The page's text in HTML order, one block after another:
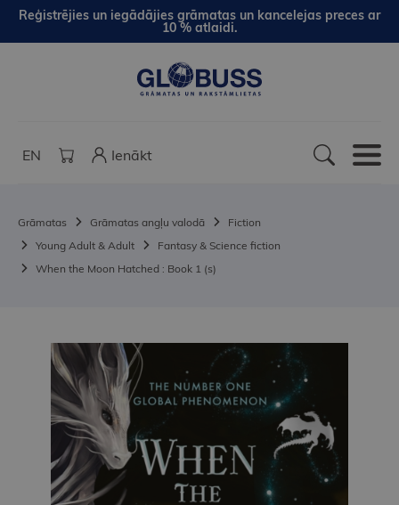
Reģistrējies un iegādājies grāmatas un kancelejas preces ar
10 % atlaidi.
EN Ienākt
Grāmatas Grāmatas angļu valodā
Fiction
Young Adult & Adult
Fantasy & Science fiction
When the Moon Hatched : Book 1 (s)